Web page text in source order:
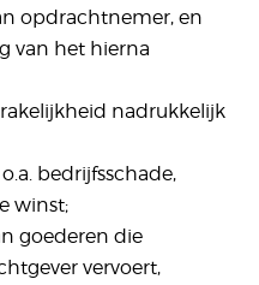
opdrachtnemer, en
van het hierna
nadrukkelijk
bedrijfsschade,
winst;
goederen die
vervoert,